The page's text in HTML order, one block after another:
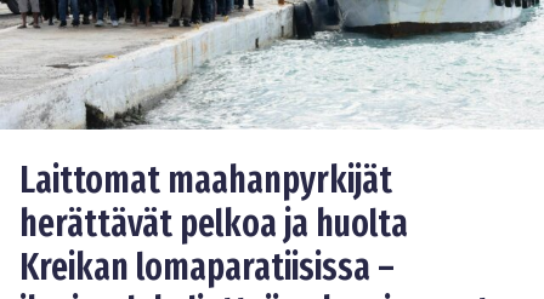
Laittomat maahanpyrkijät
herättävät pelkoa ja huolta
Kreikan lomaparatiisissa –